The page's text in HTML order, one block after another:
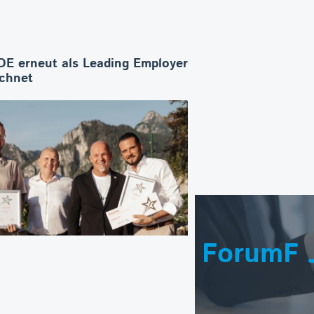
erneut als Leading Employer
ForumF